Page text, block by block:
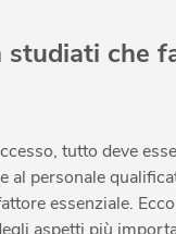
che
tutto deve
al personale
essenziale.